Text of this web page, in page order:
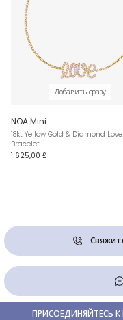
Добавить сразу
NOA Mini
18kt Yellow Gold & Diamond Love
Bracelet
1 625,00 £
ПРИСОЕДИНЯЙТЕСЬ К